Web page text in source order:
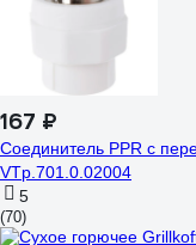
167 ₽
Соединитель PPR с
VTp.701.0.02004
5
(70)